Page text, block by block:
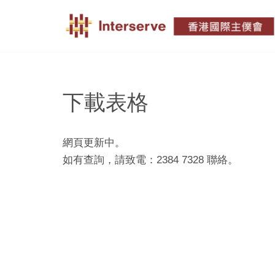
下載表格
網頁更新中。
如有查詢，請致電：2384 7328 聯絡。